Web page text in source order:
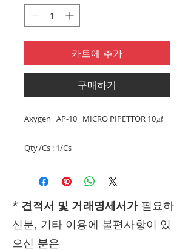
카트에 추가
구매하기
Axygen AP-10 MICRO PIPETTOR 10㎕
Qty./Cs : 1/Cs
* 견적서 및 거래명세서가필요하
신분, 기타 이용에 불편사항이 있
으신 분은